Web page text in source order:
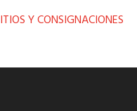
Y CONSIGNACIONES